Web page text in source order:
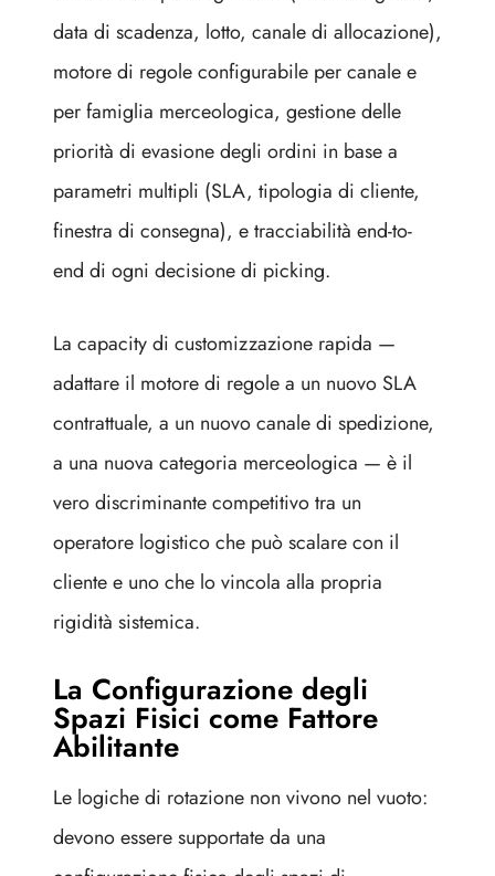
data di scadenza, lotto, canale di allocazione),
motore di regole configurabile per canale e
per famiglia merceologica, gestione delle
priorità di evasione degli ordini in base a
parametri multipli (SLA, tipologia di cliente,
finestra di consegna), e tracciabilità end-to-
end di ogni decisione di picking.
La capacity di customizzazione rapida —
adattare il motore di regole a un nuovo SLA
contrattuale, a un nuovo canale di spedizione,
a una nuova categoria merceologica — è il
vero discriminante competitivo tra un
operatore logistico che può scalare con il
cliente e uno che lo vincola alla propria
rigidità sistemica.
La Configurazione degli
Spazi Fisici come Fattore
Abilitante
Le logiche di rotazione non vivono nel vuoto:
devono essere supportate da una